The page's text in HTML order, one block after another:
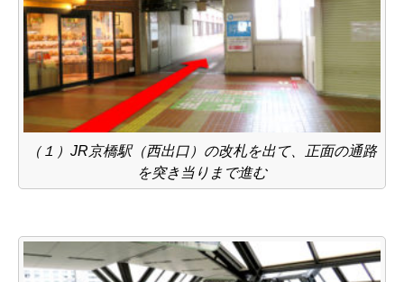
（１）JR京橋駅（西出口）の改札を出て、正面の通路
を突き当りまで進む